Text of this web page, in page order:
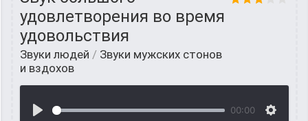
удовлетворения во время
удовольствия
Звуки людей / Звуки мужских стонов
и вздохов
00:00